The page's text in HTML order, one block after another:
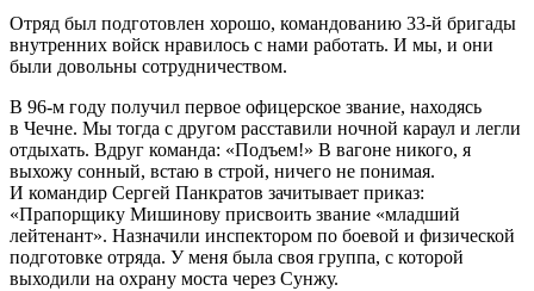
Отряд был подготовлен хорошо, командованию 33-й бригады
внутренних войск нравилось с нами работать. И мы, и они
были довольны сотрудничеством.
В 96-м году получил первое офицерское звание, находясь
в Чечне. Мы тогда с другом расставили ночной караул и легли
отдыхать. Вдруг команда: «Подъем!» В вагоне никого, я
выхожу сонный, встаю в строй, ничего не понимая.
И командир Сергей Панкратов зачитывает приказ:
«Прапорщику Мишинову присвоить звание «младший
лейтенант». Назначили инспектором по боевой и физической
подготовке отряда. У меня была своя группа, с которой
выходили на охрану моста через Сунжу.